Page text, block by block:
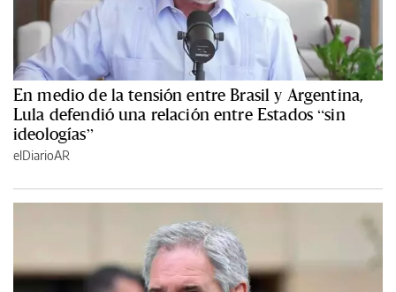
En medio de la tensión entre Brasil y Argentina,
Lula defendió una relación entre Estados “sin
ideologías”
elDiarioAR